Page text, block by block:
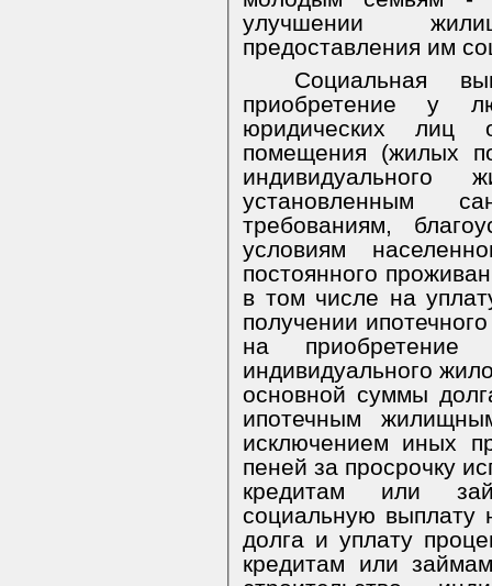
улучшении
предоставления им
Социальная
приобретение у
юридических лиц
помещения (жилых
индивидуального
установленным
требованиям,
условиям
постоянного
в том числе на
получении
на приобретение
индивидуального
основной суммы
ипотечным
исключением иных
пеней за просрочку
кредитам или
социальную выплату
долга и уплату
кредитам или